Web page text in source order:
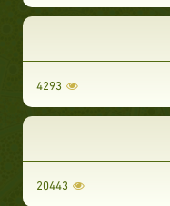
4293
20443